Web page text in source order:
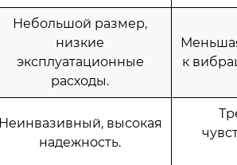
Небольшой размер,
низкие
эксплуатационные
расходы.
к
Неинвазивный, высокая
надежность.